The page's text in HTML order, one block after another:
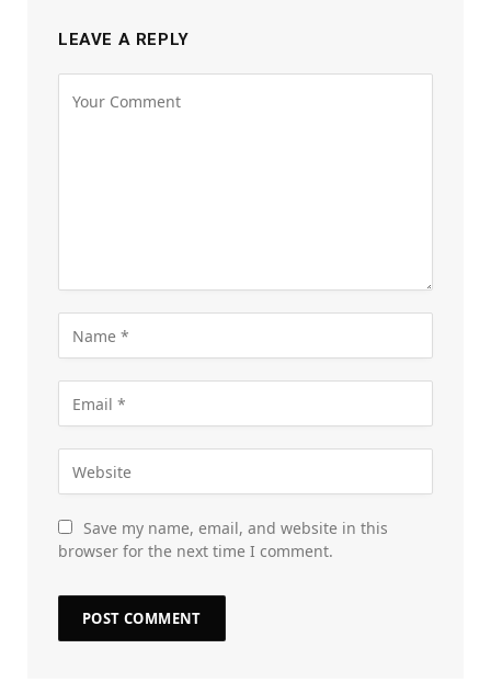
LEAVE A REPLY
Save my name, email, and website in this
browser for the next time I comment.